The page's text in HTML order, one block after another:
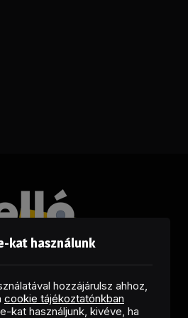
kat használunk
hozzájárulsz ahhoz,
cookie tájékoztatónkban
kat használjunk, kivéve, ha